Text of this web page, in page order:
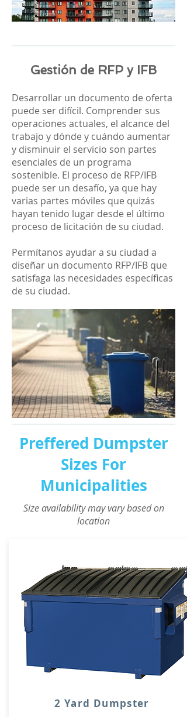
Gestión de RFP y IFB
Desarrollar un documento de oferta
puede ser difícil. Comprender sus
operaciones actuales, el alcance del
trabajo y dónde y cuándo aumentar
y disminuir el servicio son partes
esenciales de un programa
sostenible. El proceso de RFP/IFB
puede ser un desafío, ya que hay
varias partes móviles que quizás
hayan tenido lugar desde el último
proceso de licitación de su ciudad.
Permítanos ayudar a su ciudad a
diseñar un documento RFP/IFB que
satisfaga las necesidades específicas
de su ciudad.
Preffered Dumpster
Sizes For
Municipalities
Size availability may vary based on
location
2 Yard Dumpster